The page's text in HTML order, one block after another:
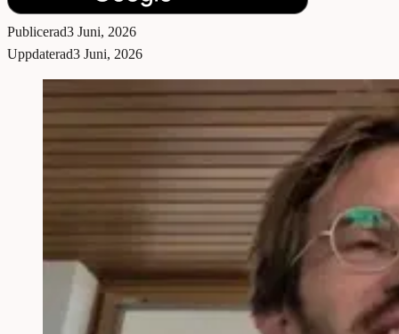
Publicerad3 Juni, 2026
Uppdaterad3 Juni, 2026